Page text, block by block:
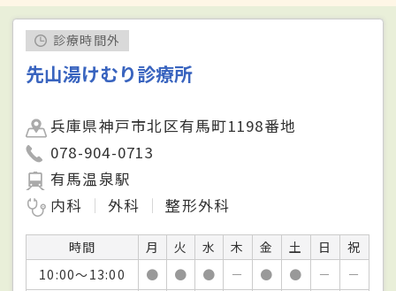
診療時間外
先山湯けむり診療所
兵庫県神戸市北区有馬町1198番地
078-904-0713
有馬温泉駅
内科
外科 整形外科
時間 月 火 水 木 金 土 日
祝
10:00～13:00
● ● ● － ● ● －
－